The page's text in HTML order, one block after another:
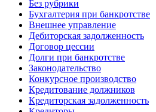
Без рубрики
Бухгалтерия при банкротстве
Внешнее управление
Дебиторская задолженность
Договор цессии
Долги при банкротстве
Законодательство
Конкурсное производство
Кредитование должников
Кредиторская задолженность